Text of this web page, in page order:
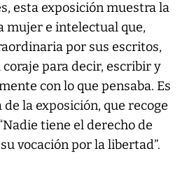
esta exposición muestra la
mujer e intelectual que,
por sus escritos,
para decir, escribir y
con lo que pensaba. Es
la exposición, que recoge
tiene el derecho de
vocación por la libertad”.